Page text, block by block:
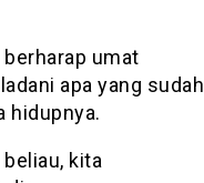
umat
apa yang sudah
hidupnya.
kita